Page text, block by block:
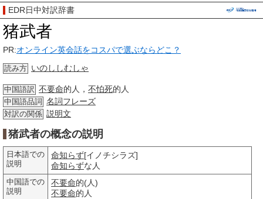
EDR日中対訳辞書
猪武者
PR:オンライン英会話をコスパで選ぶならどこ？
読み方 いのししむしゃ
中国語訳 不要命的人， 不怕死的人
中国語品詞 名詞フレーズ
対訳の関係 説明文
猪武者の概念の説明
日本語での
説明
命知らず[イノチシラズ]
命知らずな人
中国語での
説明
不要命的(人)
不要命的人